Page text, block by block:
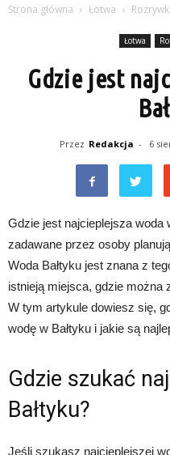
Strona główna Łotwa
Łotwa
Gdzie jest
Przez Redakcja - 6
Gdzie jest najcieplejsza woda
zadawane przez osoby
Woda Bałtyku jest znana z
istnieją miejsca, gdzie można
W tym artykule dowiesz się,
wodę w Bałtyku i jakie są
Gdzie szukać
Bałtyku?
Jeśli szukasz najcieplejszej